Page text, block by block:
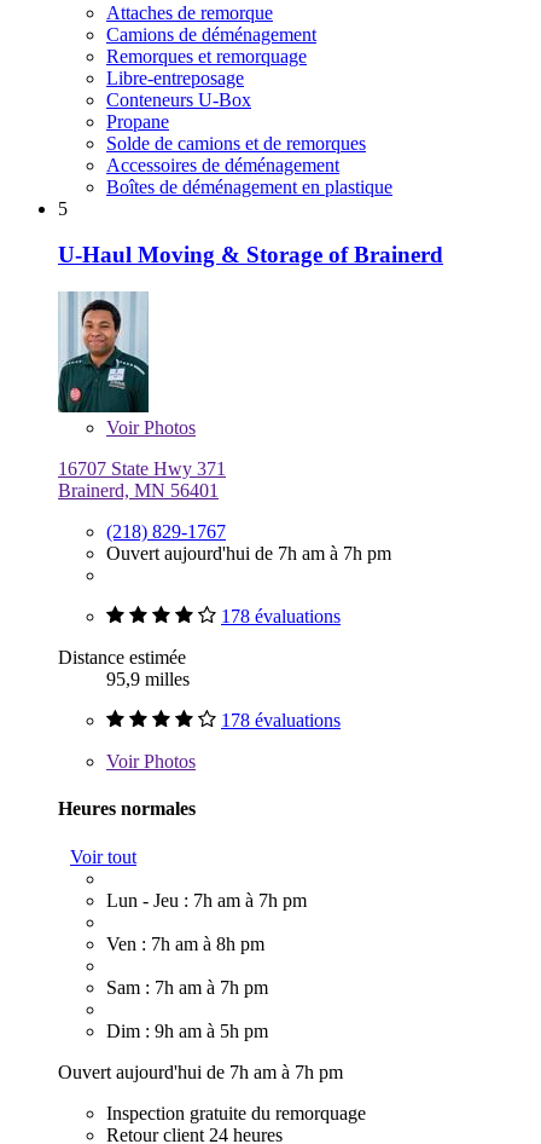
Attaches de remorque
Camions de déménagement
Remorques et remorquage
Libre-entreposage
Conteneurs U-Box
Propane
Solde de camions et de remorques
Accessoires de déménagement
Boîtes de déménagement en plastique
5
U-Haul Moving & Storage of Brainerd
VoirPhotos
16707 State Hwy 371
Brainerd, MN 56401
(218) 829-1767
Ouvert aujourd'hui de 7h am à 7h pm
178 évaluations
Distance estimée
95,9 milles
178 évaluations
VoirPhotos
Heures normales
Voir tout
Lun - Jeu : 7h am à 7h pm
Ven : 7h am à 8h pm
Sam : 7h am à 7h pm
Dim : 9h am à 5h pm
Ouvert aujourd'hui de 7h am à 7h pm
Inspection gratuite du remorquage
Retour client 24 heures